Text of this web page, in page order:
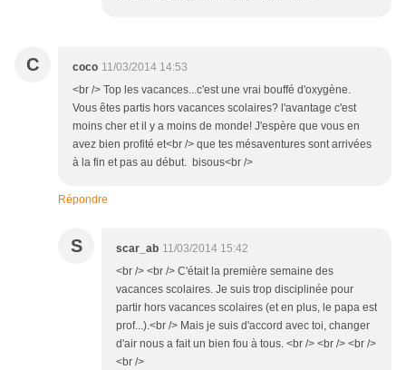
C coco 11/03/2014 14:53
<br /> Top les vacances...c'est une vrai bouffé d'oxygène.
Vous êtes partis hors vacances scolaires? l'avantage c'est
moins cher et il y a moins de monde! J'espère que vous en
avez bien profité et<br /> que tes mésaventures sont arrivées
à la fin et pas au début. bisous<br />
Répondre
S scar_ab 11/03/2014 15:42
<br /> <br /> C'était la première semaine des
vacances scolaires. Je suis trop disciplinée pour
partir hors vacances scolaires (et en plus, le papa est
prof...).<br /> Mais je suis d'accord avec toi, changer
d'air nous a fait un bien fou à tous. <br /> <br /> <br />
<br />